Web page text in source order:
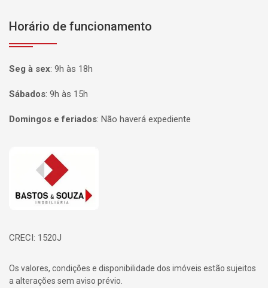
Horário de funcionamento
Seg à sex: 9h às 18h
Sábados: 9h às 15h
Domingos e feriados: Não haverá expediente
Página inicial
CRECI: 1520J
Os valores, condições e disponibilidade dos imóveis estão sujeitos
a alterações sem aviso prévio.